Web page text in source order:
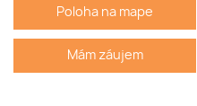
Poloha na mape
Mám záujem